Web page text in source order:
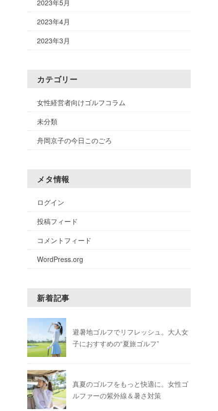
2023年5月
2023年4月
2023年3月
カテゴリー
女性経営者向けゴルフコラム
未分類
舟岡京子の今日このごろ
メタ情報
ログイン
投稿フィード
コメントフィード
WordPress.org
新着記事
避暑地ゴルフでリフレッシュ。大人女
子におすすめの“夏旅ゴルフ”
真夏のゴルフをもっと快適に。女性ゴ
ルファーの紫外線＆暑さ対策